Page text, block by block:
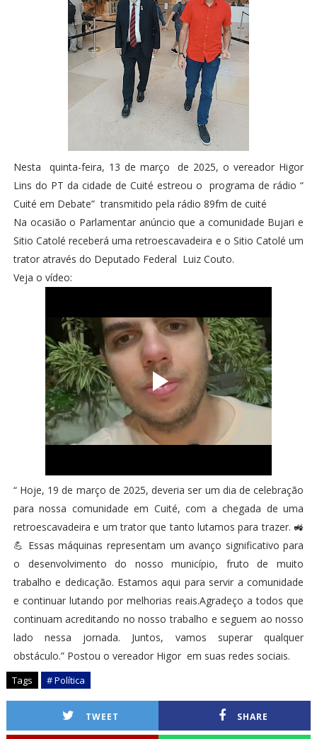
Nesta quinta-feira, 13 de março de 2025, o vereador Higor
Lins do PT da cidade de Cuité estreou o programa de rádio “
Cuité em Debate” transmitido pela rádio 89fm de cuité
Na ocasião o Parlamentar anúncio que a comunidade Bujari e
Sitio Catolé receberá uma retroescavadeira e o Sitio Catolé um
trator através do Deputado Federal Luiz Couto.
Veja o vídeo:
“ Hoje, 19 de março de 2025, deveria ser um dia de celebração
para nossa comunidade em Cuité, com a chegada de uma
retroescavadeira e um trator que tanto lutamos para trazer. 🚜
💪 Essas máquinas representam um avanço significativo para
o desenvolvimento do nosso município, fruto de muito
trabalho e dedicação. Estamos aqui para servir a comunidade
e continuar lutando por melhorias reais.Agradeço a todos que
continuam acreditando no nosso trabalho e seguem ao nosso
lado nessa jornada. Juntos, vamos superar qualquer
obstáculo.” Postou o vereador Higor em suas redes sociais.
Tags # Política
TWEET SHARE